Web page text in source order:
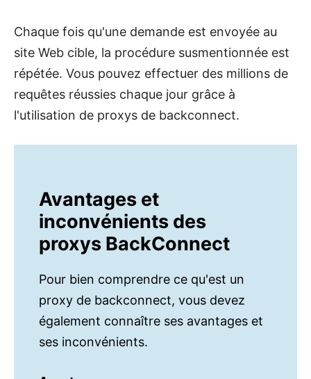
Chaque fois qu'une demande est envoyée au
site Web cible, la procédure susmentionnée est
répétée. Vous pouvez effectuer des millions de
requêtes réussies chaque jour grâce à
l'utilisation de proxys de backconnect.
Avantages et
inconvénients des
proxys BackConnect
Pour bien comprendre ce qu'est un
proxy de backconnect, vous devez
également connaître ses avantages et
ses inconvénients.